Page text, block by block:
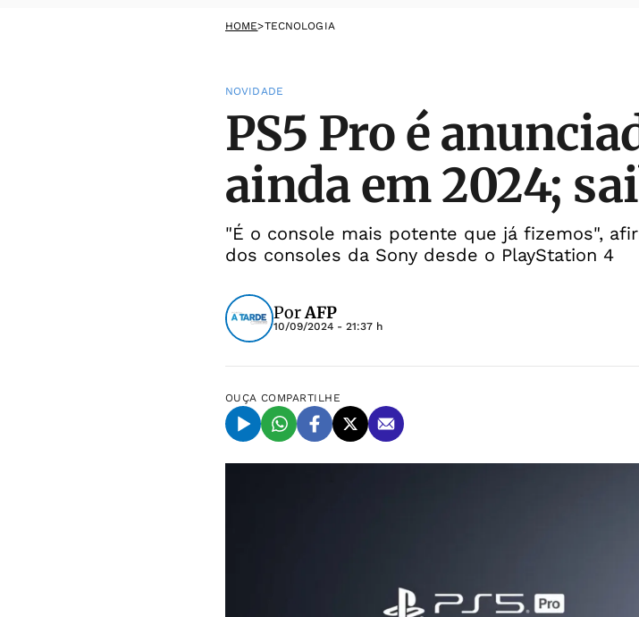
HOME>TECNOLOGIA
NOVIDADE
PS5 Pro é
ainda em 2024;
"É o console mais potente que já fizemos",
dos consoles da Sony desde o PlayStation 4
PorAFP
10/09/2024 - 21:37 h
OUÇA COMPARTILHE